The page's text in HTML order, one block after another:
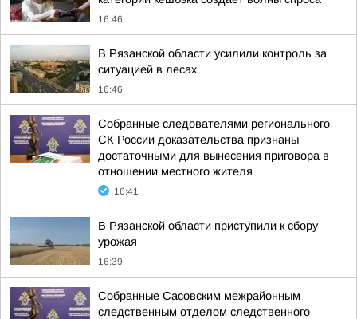
16:46
В Рязанской области усилили контроль за
ситуацией в лесах
16:46
Собранные следователями регионального
СК России доказательства признаны
достаточными для вынесения приговора в
отношении местного жителя
16:41
В Рязанской области приступили к сбору
урожая
16:39
Собранные Сасовским межрайонным
следственным отделом следственного